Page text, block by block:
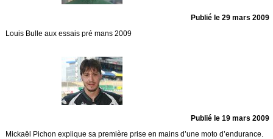
Publié le 29 mars 2009
Louis Bulle aux essais pré mans 2009
Publié le 19 mars 2009
Mickaël Pichon explique sa première prise en mains d’une moto d’endurance.